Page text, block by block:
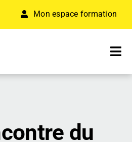
Mon espace formation
du